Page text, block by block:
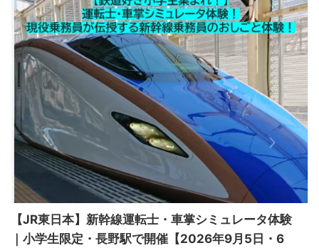
【JR東日本】新幹線運転士・車掌シミュレータ体験
｜小学生限定・長野駅で開催【2026年9月5日・6